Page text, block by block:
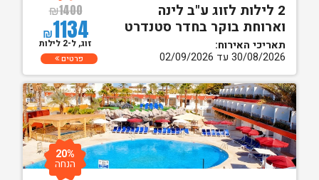
2 לילות לזוג ע"ב לינה
וארוחת בוקר בחדר סטנדרט
תאריכי האירוח:
30/08/2026 עד 02/09/2026
₪1400
₪1134
זוג, ל-2 לילות
פרטים
20%
הנחה